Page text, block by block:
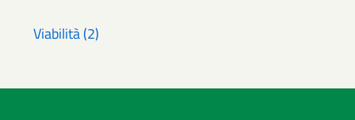
Viabilità (2)